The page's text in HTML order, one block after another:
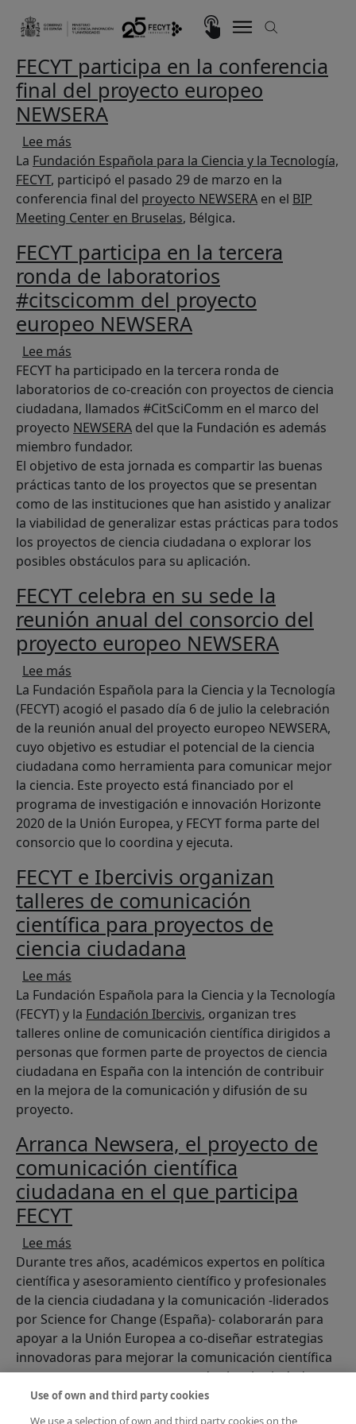
Imagen
FECYT participa en la conferencia
final del proyecto europeo
NEWSERA
Lee más
La Fundación Española para la Ciencia y la Tecnología,
FECYT, participó el pasado 29 de marzo en la
conferencia final del proyecto NEWSERA en el BIP
Meeting Center en Bruselas, Bélgica.
FECYT participa en la tercera
ronda de laboratorios
#citscicomm del proyecto
europeo NEWSERA
Lee más
FECYT ha participado en la tercera ronda de
laboratorios de co-creación con proyectos de ciencia
ciudadana, llamados #CitSciComm en el marco del
proyecto NEWSERA del que la Fundación es además
miembro fundador.
El objetivo de esta jornada es compartir las buenas
prácticas tanto de los proyectos que se presentan
como de las instituciones que han asistido y analizar
la viabilidad de generalizar estas prácticas para todos
los proyectos de ciencia ciudadana o explorar los
posibles obstáculos para su aplicación.
FECYT celebra en su sede la
reunión anual del consorcio del
proyecto europeo NEWSERA
Lee más
La Fundación Española para la Ciencia y la Tecnología
(FECYT) acogió el pasado día 6 de julio la celebración
de la reunión anual del proyecto europeo NEWSERA,
cuyo objetivo es estudiar el potencial de la ciencia
ciudadana como herramienta para comunicar mejor
la ciencia. Este proyecto está financiado por el
programa de investigación e innovación Horizonte
2020 de la Unión Europea, y FECYT forma parte del
consorcio que lo coordina y ejecuta.
FECYT e Ibercivis organizan
talleres de comunicación
científica para proyectos de
ciencia ciudadana
Lee más
La Fundación Española para la Ciencia y la Tecnología
(FECYT) y la Fundación Ibercivis, organizan tres
talleres online de comunicación científica dirigidos a
personas que formen parte de proyectos de ciencia
ciudadana en España con la intención de contribuir
en la mejora de la comunicación y difusión de su
proyecto.
Arranca Newsera, el proyecto de
comunicación científica
ciudadana en el que participa
FECYT
Lee más
Durante tres años, académicos expertos en política
científica y asesoramiento científico y profesionales
de la ciencia ciudadana y la comunicación -liderados
por Science for Change (España)- colaborarán para
apoyar a la Unión Europea a co-diseñar estrategias
innovadoras para mejorar la comunicación científica
en cuatro proyectos europeos de ciencia ciudadana
con el fin de mejorar su impacto.
Use of own and third party cookies
We use a selection of own and third party cookies on the